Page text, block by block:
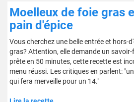
Moelleux de foie gras
pain d'épice
Vous cherchez une belle entrée et hors-
gras? Attention, elle demande un
prête en 50 minutes, cette recette est
menu réussi. Les critiques en parlent:
qui fera merveille pour un 14."